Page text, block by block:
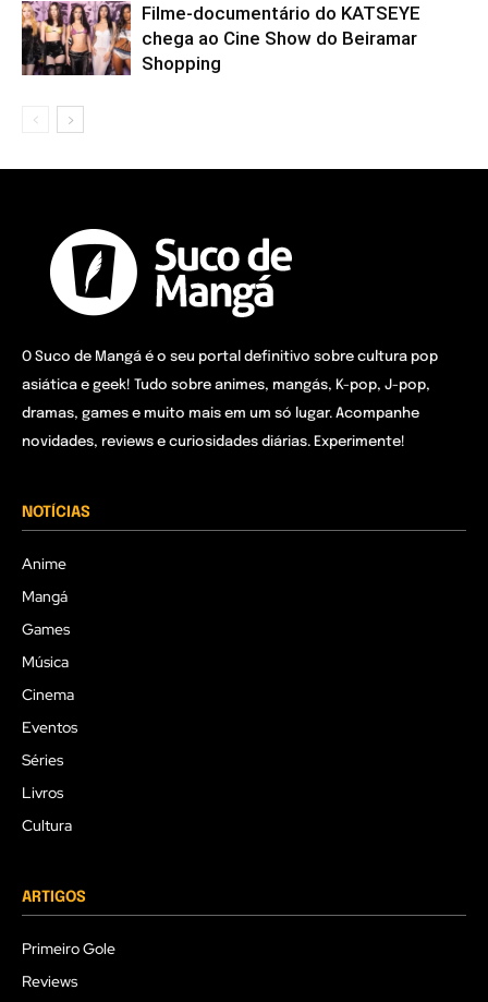
Filme-documentário do KATSEYE
chega ao Cine Show do Beiramar
Shopping
O Suco de Mangá é o seu portal definitivo sobre cultura pop
asiática e geek! Tudo sobre animes, mangás, K-pop, J-pop,
dramas, games e muito mais em um só lugar. Acompanhe
novidades, reviews e curiosidades diárias. Experimente!
NOTÍCIAS
Anime
Mangá
Games
Música
Cinema
Eventos
Séries
Livros
Cultura
ARTIGOS
Primeiro Gole
Reviews